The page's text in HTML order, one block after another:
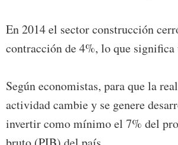
En 2014 el sector construcción
contracción de 4%, lo que significa
Según economistas, para que la
actividad cambie y se genere
invertir como mínimo el 7% del